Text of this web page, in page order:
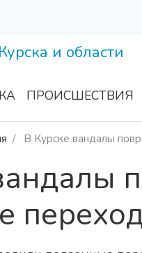
ПРОИСШЕСТВИЯ
В Курске вандалы